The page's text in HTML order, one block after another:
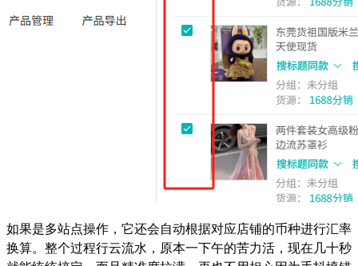
如果是多站点操作，它还会自动根据对应店铺的币种进行汇率
换算。整个过程行云流水，原本一下午的苦力活，现在几十秒